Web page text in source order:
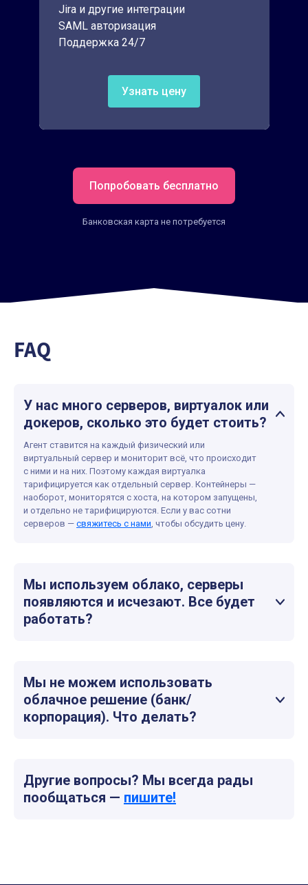
Jira и другие интеграции
SAML авторизация
Поддержка 24/7
Узнать цену
Попробовать бесплатно
Банковская карта не потребуется
FAQ
У нас много серверов, виртуалок или
докеров, сколько это будет стоить?
Агент ставится на каждый физический или
виртуальный сервер и мониторит всё, что происходит
с ними и на них. Поэтому каждая виртуалка
тарифицируется как отдельный сервер. Контейнеры —
наоборот, мониторятся с хоста, на котором запущены,
и отдельно не тарифицируются. Если у вас сотни
серверов — свяжитесь с нами , чтобы обсудить цену.
Мы используем облако, серверы
появляются и исчезают. Все будет
работать?
Мы не можем использовать
облачное решение (банк/
корпорация). Что делать?
Другие вопросы? Мы всегда рады
пообщаться — пишите!